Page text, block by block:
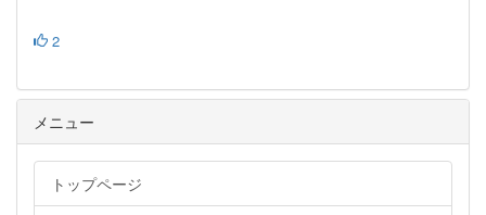
2
メニュー
トップページ